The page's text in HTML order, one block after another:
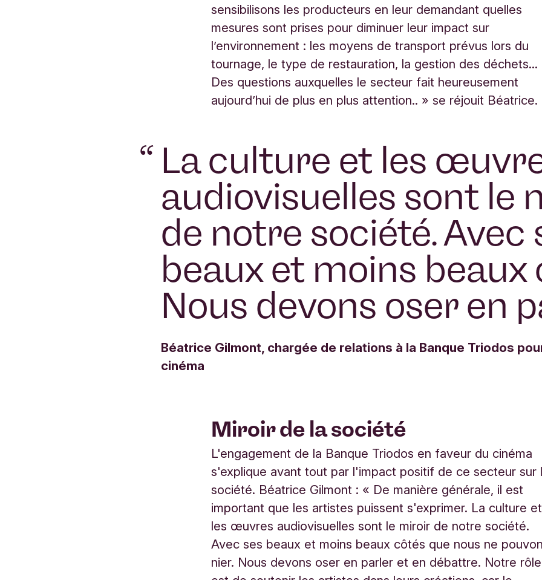
sensibilisons les producteurs en leur demandant quelles
mesures sont prises pour diminuer leur impact sur
l’environnement : les moyens de transport prévus lors du
tournage, le type de restauration, la gestion des déchets...
Des questions auxquelles le secteur fait heureusement
aujourd’hui de plus en plus attention.. » se réjouit Béatrice.
“ La culture et les
audiovisuelles sont le
de notre société. Avec
beaux et moins beaux
Nous devons oser en
Béatrice Gilmont, chargée de relations à la Banque Triodos
cinéma
Miroir de la société
L'engagement de la Banque Triodos en faveur du cinéma
s'explique avant tout par l'impact positif de ce secteur sur
société. Béatrice Gilmont : « De manière générale, il est
important que les artistes puissent s'exprimer. La culture et
les œuvres audiovisuelles sont le miroir de notre société.
Avec ses beaux et moins beaux côtés que nous ne
nier. Nous devons oser en parler et en débattre. Notre rôle